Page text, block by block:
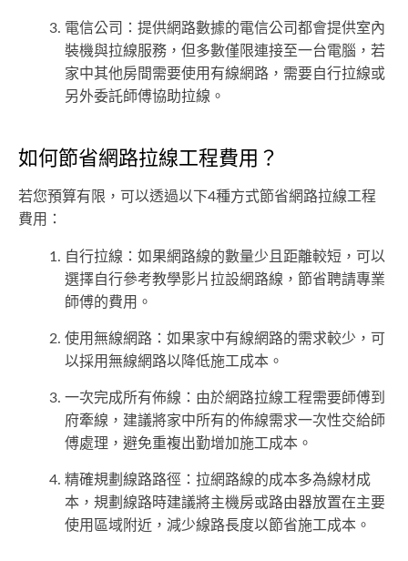
電信公司：提供網路數據的電信公司都會提供室內
裝機與拉線服務，但多數僅限連接至一台電腦，若
家中其他房間需要使用有線網路，需要自行拉線或
另外委託師傅協助拉線。
如何節省網路拉線工程費用？
若您預算有限，可以透過以下4種方式節省網路拉線工程
費用：
自行拉線：如果網路線的數量少且距離較短，可以
選擇自行參考教學影片拉設網路線，節省聘請專業
師傅的費用。
使用無線網路：如果家中有線網路的需求較少，可
以採用無線網路以降低施工成本。
一次完成所有佈線：由於網路拉線工程需要師傅到
府牽線，建議將家中所有的佈線需求一次性交給師
傅處理，避免重複出勤增加施工成本。
精確規劃線路路徑：拉網路線的成本多為線材成
本，規劃線路時建議將主機房或路由器放置在主要
使用區域附近，減少線路長度以節省施工成本。